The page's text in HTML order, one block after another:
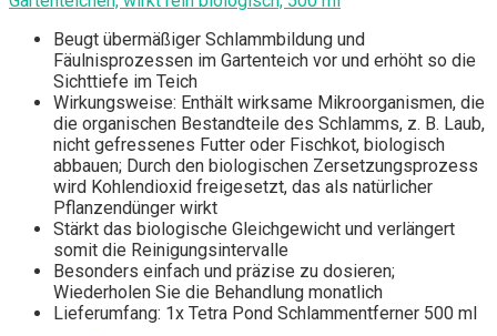
Beugt übermäßiger Schlammbildung und
Fäulnisprozessen im Gartenteich vor und erhöht so die
Sichttiefe im Teich
Wirkungsweise: Enthält wirksame Mikroorganismen, die
die organischen Bestandteile des Schlamms, z. B. Laub,
nicht gefressenes Futter oder Fischkot, biologisch
abbauen; Durch den biologischen Zersetzungsprozess
wird Kohlendioxid freigesetzt, das als natürlicher
Pflanzendünger wirkt
Stärkt das biologische Gleichgewicht und verlängert
somit die Reinigungsintervalle
Besonders einfach und präzise zu dosieren;
Wiederholen Sie die Behandlung monatlich
Lieferumfang: 1x Tetra Pond Schlammentferner 500 ml